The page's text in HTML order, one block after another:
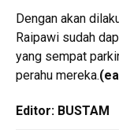
Dengan akan
Raipawi sudah
yang sempat
perahu mereka.
Editor: BUSTAM